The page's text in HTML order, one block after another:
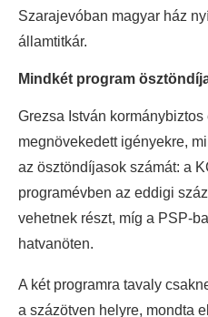
Szarajevóban magyar ház
államtitkár.
Mindkét program
Grezsa István
megnövekedett igényekre,
az ösztöndíjasok számát: a
programévben az eddigi
vehetnek részt, míg a PSP-
hatvanöten.
A két programra tavaly
a százötven helyre, mondta